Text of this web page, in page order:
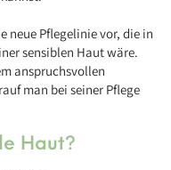
neue Pflegelinie vor, die in
sensiblen Haut wäre.
anspruchsvollen
man bei seiner Pflege
Haut?